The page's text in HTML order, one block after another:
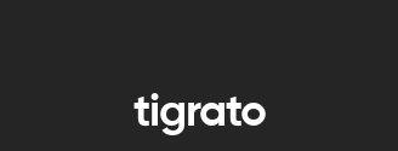
tigrato